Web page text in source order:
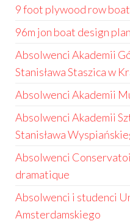
9 foot plywood row
96m jon boat design
Absolwenci Akademii
Stanisława Staszica w
Absolwenci Akademii
Absolwenci Akademii
Stanisława
Absolwenci
dramatique
Absolwenci i studenci
Amsterdamskiego